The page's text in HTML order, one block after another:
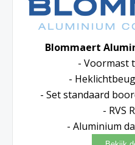
Blommaert
- Voormast
-
- Set standaard
- RVS
- Aluminium